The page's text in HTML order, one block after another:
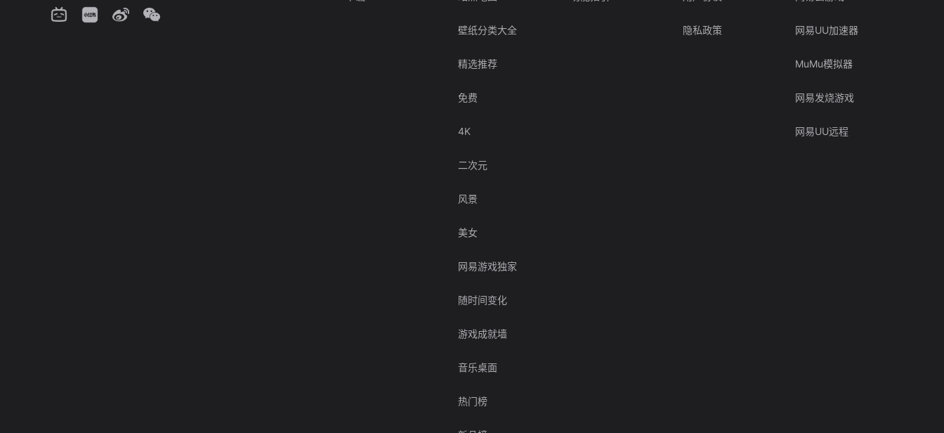
壁纸分类大全
精选推荐
免费
4K
二次元
风景
美女
网易游戏独家
随时间变化
游戏成就墙
音乐桌面
热门榜
隐私政策 网易UU加速器
MuMu模拟器
网易发烧游戏
网易UU远程